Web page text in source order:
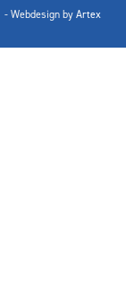
- Webdesign byArtex